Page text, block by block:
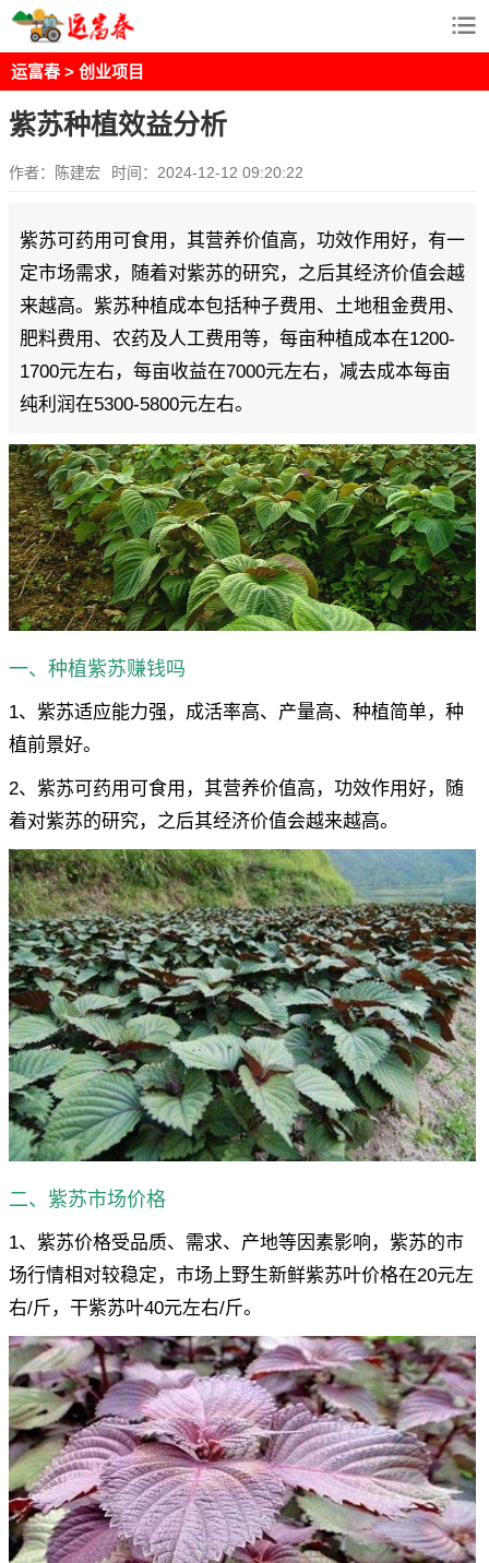
运富春 > 创业项目
紫苏种植效益分析
作者：陈建宏 时间：2024-12-12 09:20:22
紫苏可药用可食用，其营养价值高，功效作用好，有一
定市场需求，随着对紫苏的研究，之后其经济价值会越
来越高。紫苏种植成本包括种子费用、土地租金费用、
肥料费用、农药及人工费用等，每亩种植成本在1200-
1700元左右，每亩收益在7000元左右，减去成本每亩
纯利润在5300-5800元左右。
一、种植紫苏赚钱吗
1、紫苏适应能力强，成活率高、产量高、种植简单，种
植前景好。
2、紫苏可药用可食用，其营养价值高，功效作用好，随
着对紫苏的研究，之后其经济价值会越来越高。
二、紫苏市场价格
1、紫苏价格受品质、需求、产地等因素影响，紫苏的市
场行情相对较稳定，市场上野生新鲜紫苏叶价格在20元左
右/斤，干紫苏叶40元左右/斤。